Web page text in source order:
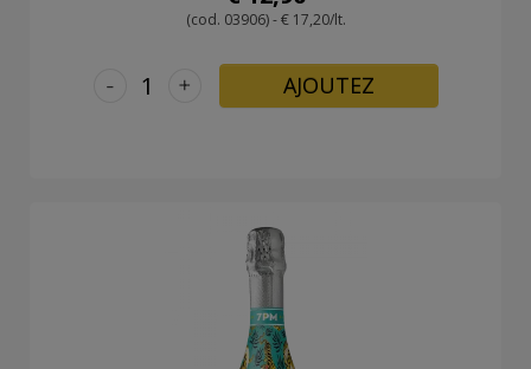
(cod. 03906) - € 17,20/lt.
+
- AJOUTEZ